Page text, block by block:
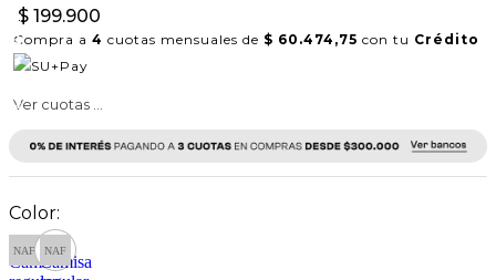
$ 199.900
Compra a 4 cuotas mensuales de $ 60.474,75 con tu Crédito
Ver cuotas ...